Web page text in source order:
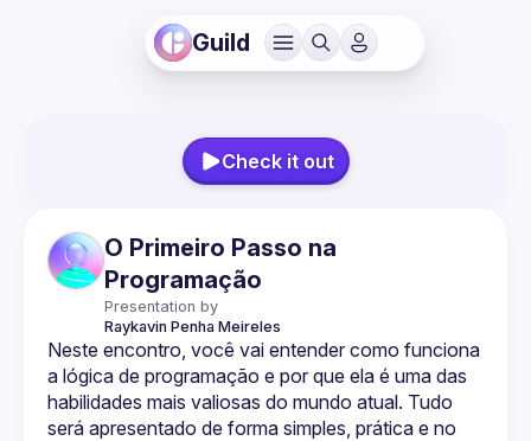
Guild
Check it out
O Primeiro Passo na
Programação
Presentation by
Raykavin Penha Meireles
Neste encontro, você vai entender como funciona
a lógica de programação e por que ela é uma das
habilidades mais valiosas do mundo atual. Tudo
será apresentado de forma simples, prática e no